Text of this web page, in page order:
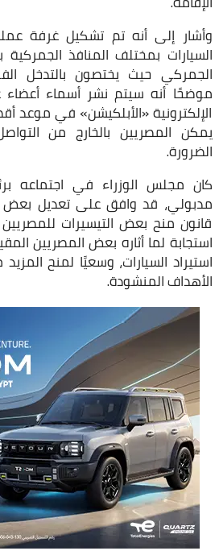
وأشار إلى أنه تم تشكيل غرفة
السيارات بمختلف المنافذ
الجمركي حيث يختصون بالتدخل
موضحًا أنه سيتم نشر أسماء أعضاء
الإلكترونية «الأبلكيشن» في موعد
يمكن المصريين بالخارج من
الضرورة.
كان مجلس الوزراء في اجتماعه
مدبولي، قد وافق على تعديل بعض
قانون منح بعض التيسيرات للمصريين
استجابة لما أثاره بعض المصريين
استيراد السيارات، وسعيًا لمنح
الأهداف المنشودة.